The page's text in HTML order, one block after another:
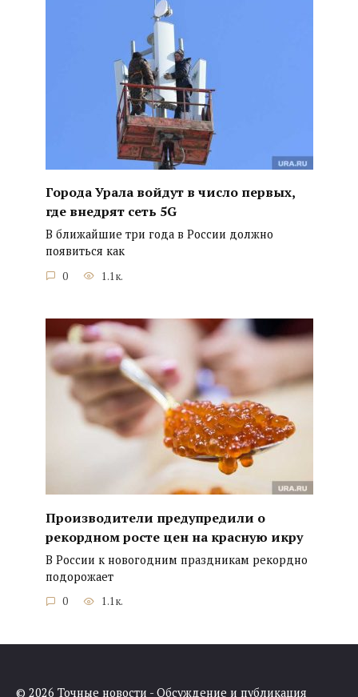
Города Урала войдут в число первых,
где внедрят сеть 5G
В ближайшие три года в России должно
появиться как
0 1.1к.
Производители предупредили о
рекордном росте цен на красную икру
В России к новогодним праздникам рекордно
подорожает
0 1.1к.
© 2026 Точные новости - Обсуждение и публикация